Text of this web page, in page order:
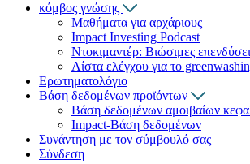
κόμβος γνώσης
Μαθήματα για αρχάριους
Impact Investing Podcast
Ντοκιμαντέρ: Βιώσιμες
Λίστα ελέγχου για το
Ερωτηματολόγιο
Βάση δεδομένων προϊόντων
Βάση δεδομένων αμοιβαίων
Impact-Βάση δεδομένων
Συνάντηση με τον σύμβουλό σας
Σύνδεση